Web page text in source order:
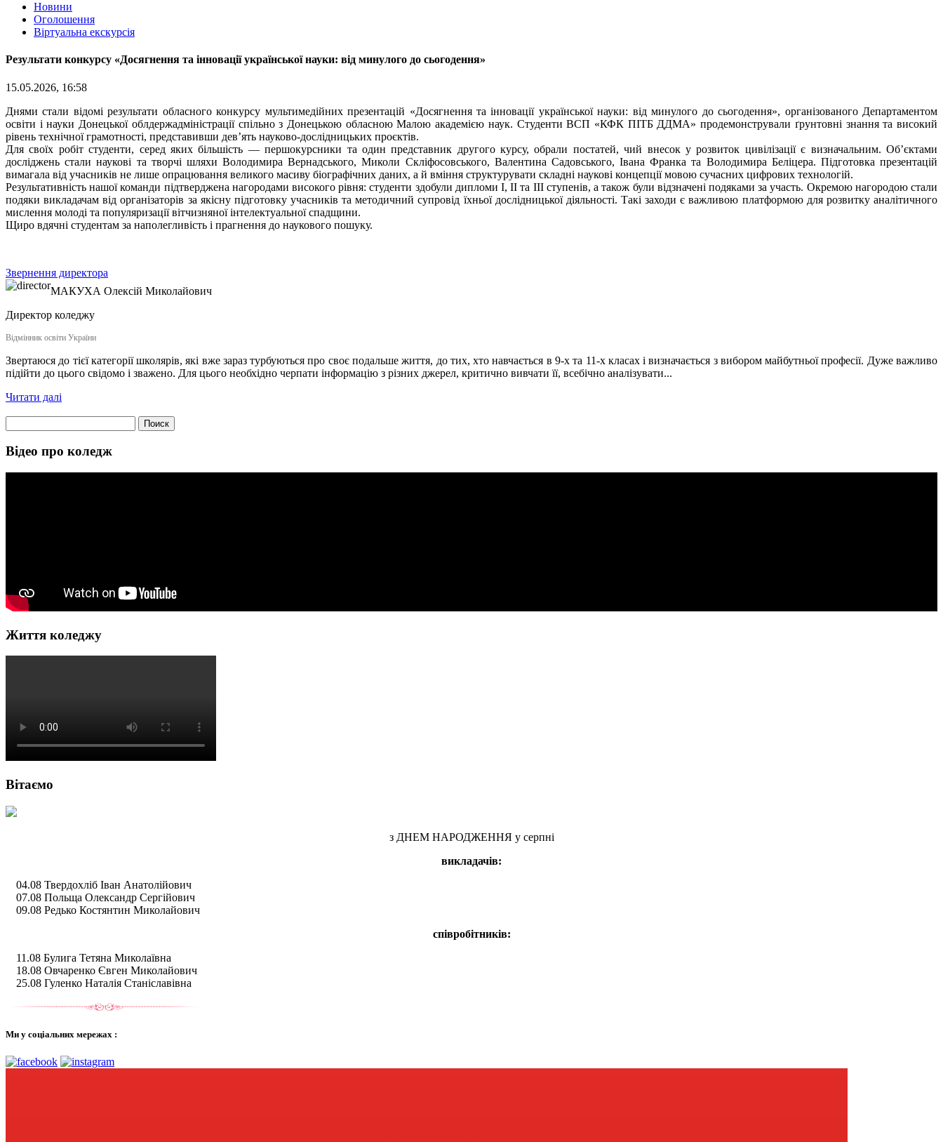
Новини
Оголошення
Віртуальна екскурсія
Результати конкурсу «Досягнення та інновації української науки: від минулого до сьогодення»
15.05.2026, 16:58
Днями стали відомі результати обласного конкурсу мультимедійних презентацій «Досягнення та інновації української науки: від минулого до сьогодення», організованого Департаментом
освіти і науки Донецької облдержадміністрації спільно з Донецькою обласною Малою академією наук. Студенти ВСП «КФК ПІТБ ДДМА» продемонстрували ґрунтовні знання та високий
рівень технічної грамотності, представивши дев’ять науково-дослідницьких проєктів.
Для своїх робіт студенти, серед яких більшість — першокурсники та один представник другого курсу, обрали постатей, чий внесок у розвиток цивілізації є визначальним. Об’єктами
досліджень стали наукові та творчі шляхи Володимира Вернадського, Миколи Скліфосовського, Валентина Садовського, Івана Франка та Володимира Беліцера. Підготовка презентацій
вимагала від учасників не лише опрацювання великого масиву біографічних даних, а й вміння структурувати складні наукові концепції мовою сучасних цифрових технологій.
Результативність нашої команди підтверджена нагородами високого рівня: студенти здобули дипломи I, II та III ступенів, а також були відзначені подяками за участь. Окремою нагородою стали
подяки викладачам від організаторів за якісну підготовку учасників та методичний супровід їхньої дослідницької діяльності. Такі заходи є важливою платформою для розвитку аналітичного
мислення молоді та популяризації вітчизняної інтелектуальної спадщини.
Щиро вдячні студентам за наполегливість і прагнення до наукового пошуку.
Звернення директора
МАКУХА Олексій Миколайович
Директор коледжу
Відмінник освіти України
Звертаюся до тієї категорії школярів, які вже зараз турбуються про своє подальше життя, до тих, хто навчається в 9-х та 11-х класах і визначається з вибором майбутньої професії. Дуже важливо
підійти до цього свідомо і зважено. Для цього необхідно черпати інформацію з різних джерел, критично вивчати її, всебічно аналізувати...
Читати далі
Відео про коледж
Життя коледжу
Вітаємо
з ДНЕМ НАРОДЖЕННЯ у серпні
викладачів:
04.08 Твердохліб Іван Анатолійович
07.08 Польща Олександр Сергійович
09.08 Редько Костянтин Миколайович
співробітників:
11.08 Булига Тетяна Миколаївна
18.08 Овчаренко Євген Миколайович
25.08 Гуленко Наталія Станіславівна
Ми у соціальних мережах :